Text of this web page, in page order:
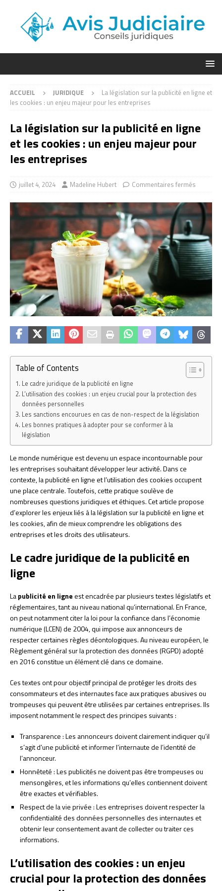
ACCUEIL JURIDIQUE
La législation sur la publicité en ligne et
les cookies : un enjeu majeur pour les entreprises
La législation sur la publicité en ligne
et les cookies : un enjeu majeur pour
les entreprises
juillet 4, 2024 Madeline Hubert Commentaires fermés
Table of Contents
Le cadre juridique de la publicité en ligne
L’utilisation des cookies : un enjeu crucial pour la protection des
données personnelles
Les sanctions encourues en cas de non-respect de la législation
Les bonnes pratiques à adopter pour se conformer à la
législation
Le monde numérique est devenu un espace incontournable pour
les entreprises souhaitant développer leur activité. Dans ce
contexte, la publicité en ligne et l’utilisation des cookies occupent
une place centrale. Toutefois, cette pratique soulève de
nombreuses questions juridiques et éthiques. Cet article propose
d’explorer les enjeux liés à la législation sur la publicité en ligne et
les cookies, afin de mieux comprendre les obligations des
entreprises et les droits des utilisateurs.
Le cadre juridique de la publicité en
ligne
Lapublicité en ligneest encadrée par plusieurs textes législatifs et
réglementaires, tant au niveau national qu’international. En France,
on peut notamment citer la loi pour la confiance dans l’économie
numérique (LCEN) de 2004, qui impose aux annonceurs de
respecter certaines règles déontologiques. Au niveau européen, le
Règlement général sur la protection des données (RGPD) adopté
en 2016 constitue un élément clé dans ce domaine.
Ces textes ont pour objectif principal de protéger les droits des
consommateurs et des internautes face aux pratiques abusives ou
trompeuses qui peuvent être utilisées par certaines entreprises. Ils
imposent notamment le respect des principes suivants :
Transparence : Les annonceurs doivent clairement indiquer qu’il
s’agit d’une publicité et informer l’internaute de l’identité de
l’annonceur.
Honnêteté : Les publicités ne doivent pas être trompeuses ou
mensongères, et les informations qu’elles contiennent doivent
être exactes et vérifiables.
Respect de la vie privée : Les entreprises doivent respecter la
confidentialité des données personnelles des internautes et
obtenir leur consentement avant de collecter ou traiter ces
informations.
L’utilisation des cookies : un enjeu
crucial pour la protection des données